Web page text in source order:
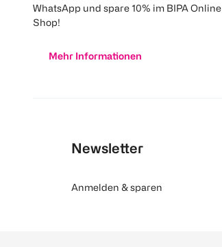
WhatsApp und spare 10% im BIPA Online
Shop!
Mehr Informationen
Newsletter
Anmelden & sparen